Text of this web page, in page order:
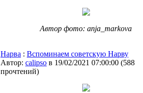
Автор фото: anja_markova
Нарва : Вспоминаем советскую Нарву
Автор: calipso в 19/02/2021 07:00:00 (588
прочтений)